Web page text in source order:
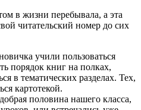
в жизни перебывала, а эта
читательский номер до сих
учили пользоваться
порядок книг на полках,
в тематических разделах. Тех,
картотекой.
половина нашего класса,